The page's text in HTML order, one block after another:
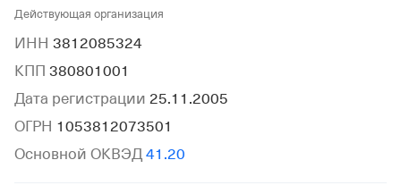
Действующая организация
ИНН 3812085324
КПП 380801001
Дата регистрации 25.11.2005
ОГРН 1053812073501
Основной ОКВЭД 41.20